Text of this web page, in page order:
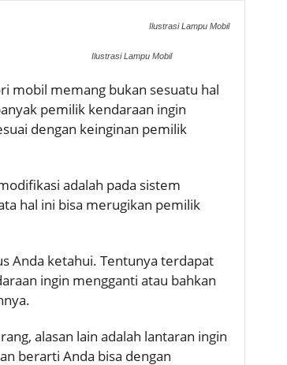
Ilustrasi Lampu Mobil
Ilustrasi Lampu Mobil
mobil memang bukan sesuatu hal
pemilik kendaraan ingin
dengan keinginan pemilik
adalah pada sistem
hal ini bisa merugikan pemilik
Anda ketahui. Tentunya terdapat
ingin mengganti atau bahkan
alasan lain adalah lantaran ingin
berarti Anda bisa dengan